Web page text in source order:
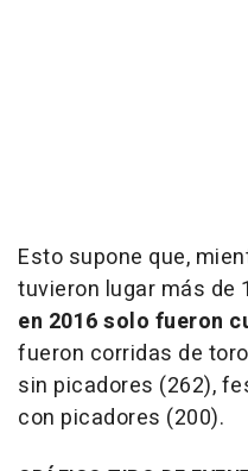
Esto supone que,
tuvieron lugar más de
en 2016 solo fueron
fueron corridas de
sin picadores (262),
con picadores (200).